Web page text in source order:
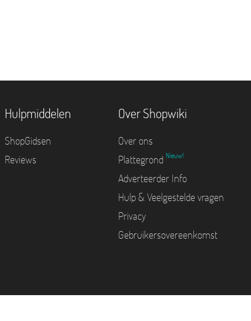
Hulpmiddelen
ShopGidsen
Reviews
Over Shopwiki
Over ons
Plattegrond Nieuw!
Adverteerder Info
Hulp & Veelgestelde vragen
Privacy
Gebruikersovereenkomst